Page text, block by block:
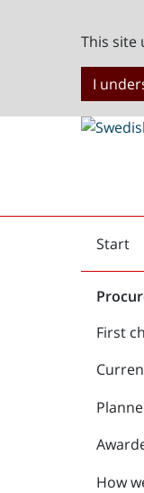
This site
I
Start
English
start
First
How